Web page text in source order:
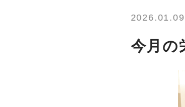
2026.01.09
今月の